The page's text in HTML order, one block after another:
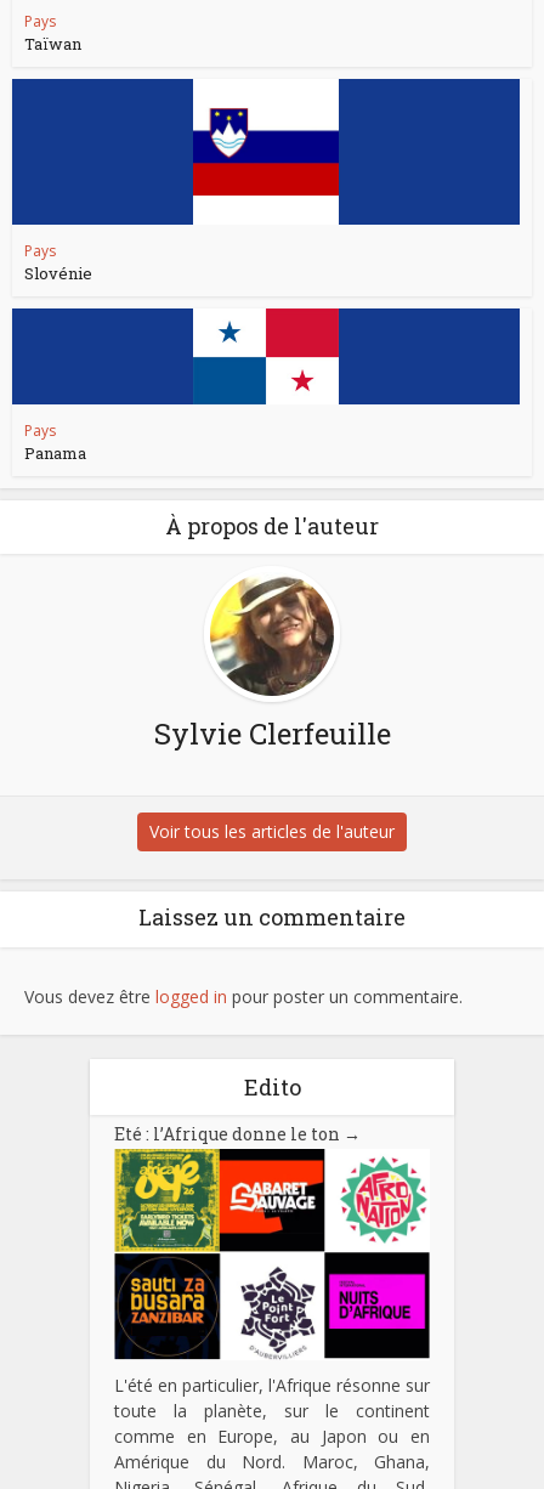
Pays
Taïwan
Pays
Slovénie
Pays
Panama
À propos de l'auteur
Sylvie Clerfeuille
Voir tous les articles de l'auteur
Laissez un commentaire
Vous devez être logged in pour poster un commentaire.
Edito
Eté : l’Afrique donne le ton →
L'été en particulier, l'Afrique résonne sur
toute la planète, sur le continent
comme en Europe, au Japon ou en
Amérique du Nord. Maroc, Ghana,